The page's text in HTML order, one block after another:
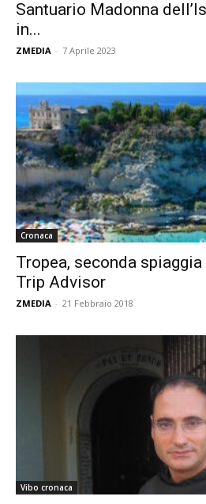
Santuario Madonna
in...
ZMEDIA - 7 Aprile 2023
Cronaca
Tropea, seconda
Trip Advisor
ZMEDIA - 21 Febbraio 2018
Vibo cronaca